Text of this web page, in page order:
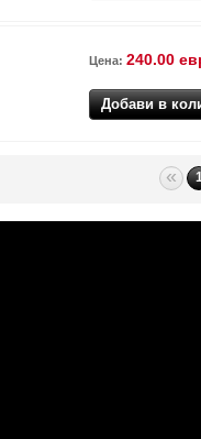
Цена: 240.00
«